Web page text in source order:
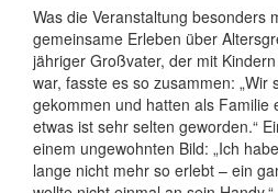
Was die Veranstaltung besonders
gemeinsame Erleben über
jähriger Groß­vater, der mit
war, fasste es so zusammen: „Wir
gekommen und hatten als Familie
etwas ist sehr selten geworden.“
einem unge­wohnten Bild: „Ich
lange nicht mehr so erlebt – ein